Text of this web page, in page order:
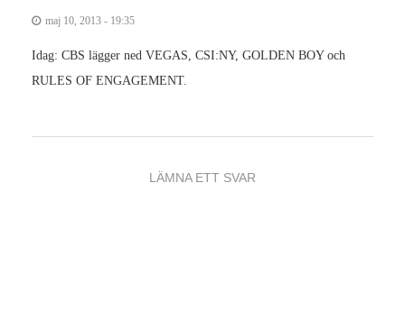
maj 10, 2013 - 19:35
Idag: CBS lägger ned VEGAS, CSI:NY, GOLDEN BOY och
RULES OF ENGAGEMENT.
LÄMNA ETT SVAR